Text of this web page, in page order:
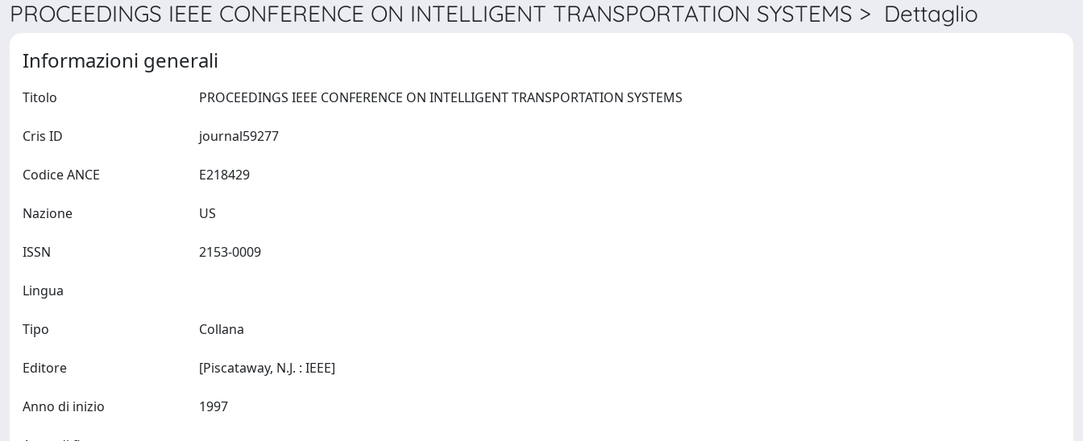
PROCEEDINGS IEEE CONFERENCE ON INTELLIGENT TRANSPORTATION SYSTEMS > Dettaglio
Informazioni generali
Titolo
Cris ID
Codice ANCE
Nazione
ISSN
Lingua
Tipo Collana
Editore
Anno di inizio